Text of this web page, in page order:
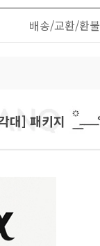
배송/교환/환불
대] 패키지